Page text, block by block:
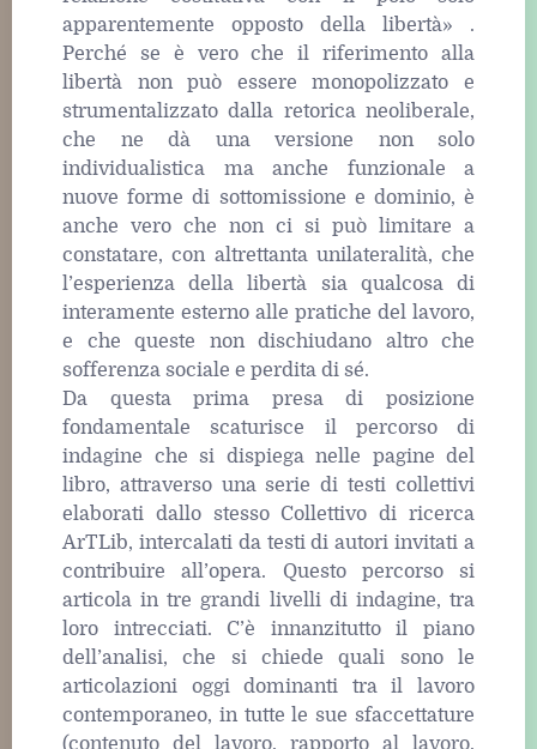
apparentemente opposto della libertà» .
Perché se è vero che il riferimento alla
libertà non può essere monopolizzato e
strumentalizzato dalla retorica neoliberale,
che ne dà una versione non solo
individualistica ma anche funzionale a
nuove forme di sottomissione e dominio, è
anche vero che non ci si può limitare a
constatare, con altrettanta unilateralità, che
l’esperienza della libertà sia qualcosa di
interamente esterno alle pratiche del lavoro,
e che queste non dischiudano altro che
sofferenza sociale e perdita di sé.
Da questa prima presa di posizione
fondamentale scaturisce il percorso di
indagine che si dispiega nelle pagine del
libro, attraverso una serie di testi collettivi
elaborati dallo stesso Collettivo di ricerca
ArTLib, intercalati da testi di autori invitati a
contribuire all’opera. Questo percorso si
articola in tre grandi livelli di indagine, tra
loro intrecciati. C’è innanzitutto il piano
dell’analisi, che si chiede quali sono le
articolazioni oggi dominanti tra il lavoro
contemporaneo, in tutte le sue sfaccettature
(contenuto del lavoro, rapporto al lavoro,